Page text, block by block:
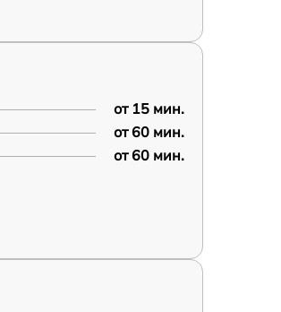
от 15 мин.
от 60 мин.
от 60 мин.